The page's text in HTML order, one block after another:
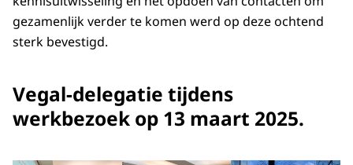
gezamenlijk verder te komen werd op deze ochtend
sterk bevestigd.
Vegal-delegatie tijdens
werkbezoek op 13 maart 2025.